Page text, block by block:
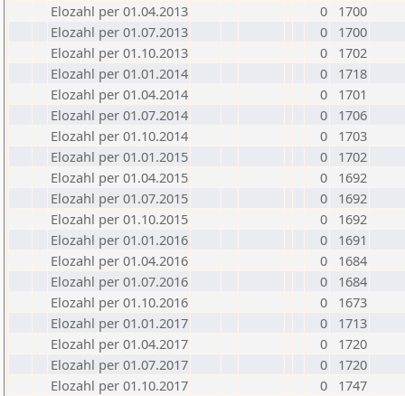
Elozahl per 01.04.2013
0
1700
Elozahl per 01.07.2013
0
1700
Elozahl per 01.10.2013
0
1702
Elozahl per 01.01.2014
0
1718
Elozahl per 01.04.2014
0
1701
Elozahl per 01.07.2014
0
1706
Elozahl per 01.10.2014
0
1703
Elozahl per 01.01.2015
0
1702
Elozahl per 01.04.2015
0
1692
Elozahl per 01.07.2015
0
1692
Elozahl per 01.10.2015
0
1692
Elozahl per 01.01.2016
0
1691
Elozahl per 01.04.2016
0
1684
Elozahl per 01.07.2016
0
1684
Elozahl per 01.10.2016
0
1673
Elozahl per 01.01.2017
0
1713
Elozahl per 01.04.2017
0
1720
Elozahl per 01.07.2017
0
1720
Elozahl per 01.10.2017
0
1747